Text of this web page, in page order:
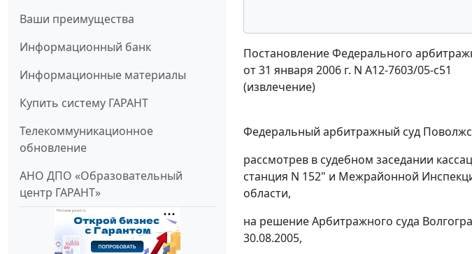
Ваши преимущества
Информационный банк
Информационные материалы
Купить систему ГАРАНТ
Телекоммуникационное
обновление
АНО ДПО «Образовательный
центр ГАРАНТ»
Постановление Федерального
от 31 января 2006 г. N А12-7603/05-с51
(извлечение)
Федеральный арбитражный суд
рассмотрев в судебном заседании
станция N 152" и Межрайонной
области,
на решение Арбитражного суда
30.08.2005,